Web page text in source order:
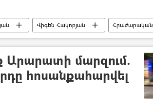
Վիգեն Հակոբյան Հրաժարական
Արարատի մարզում.
հոսանքահարվել